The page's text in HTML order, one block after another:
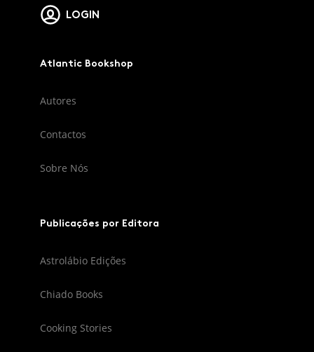
LOGIN
Atlantic Bookshop
Autores
Contactos
Sobre Nós
Publicações por Editora
Astrolábio Edições
Chiado Books
Cooking Stories